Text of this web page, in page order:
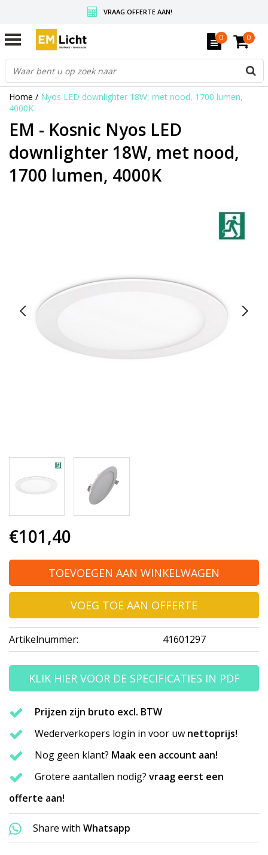
VRAAG OFFERTE AAN!
GRATIS VERZENDING BOVEN DE € 350,-
WEDERVERKOPERS KRIJGEN ALTIJD KORTING, INFORMEER!
0 0
Home / Nyos LED downlighter 18W, met nood, 1700 lumen,
4000K
EM - Kosnic Nyos LED
downlighter 18W, met nood,
1700 lumen, 4000K
€101,40
TOEVOEGEN AAN WINKELWAGEN
VOEG TOE AAN OFFERTE
Artikelnummer: 41601297
KLIK HIER VOOR DE SPECIFICATIES IN PDF
Prijzen zijn bruto excl. BTW
Wederverkopers login in voor uw nettoprijs!
Nog geen klant? Maak een account aan!
Grotere aantallen nodig? vraag eerst een
offerte aan!
Share with Whatsapp